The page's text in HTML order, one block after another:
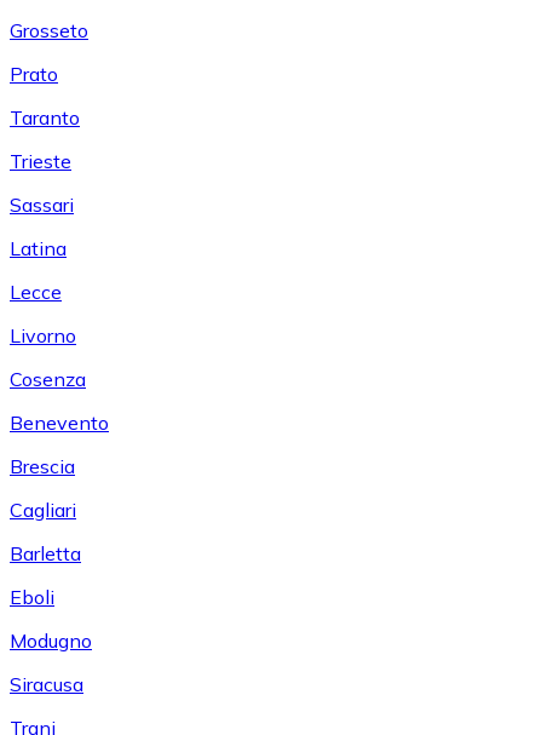
Grosseto
Prato
Taranto
Trieste
Sassari
Latina
Lecce
Livorno
Cosenza
Benevento
Brescia
Cagliari
Barletta
Eboli
Modugno
Siracusa
Trani